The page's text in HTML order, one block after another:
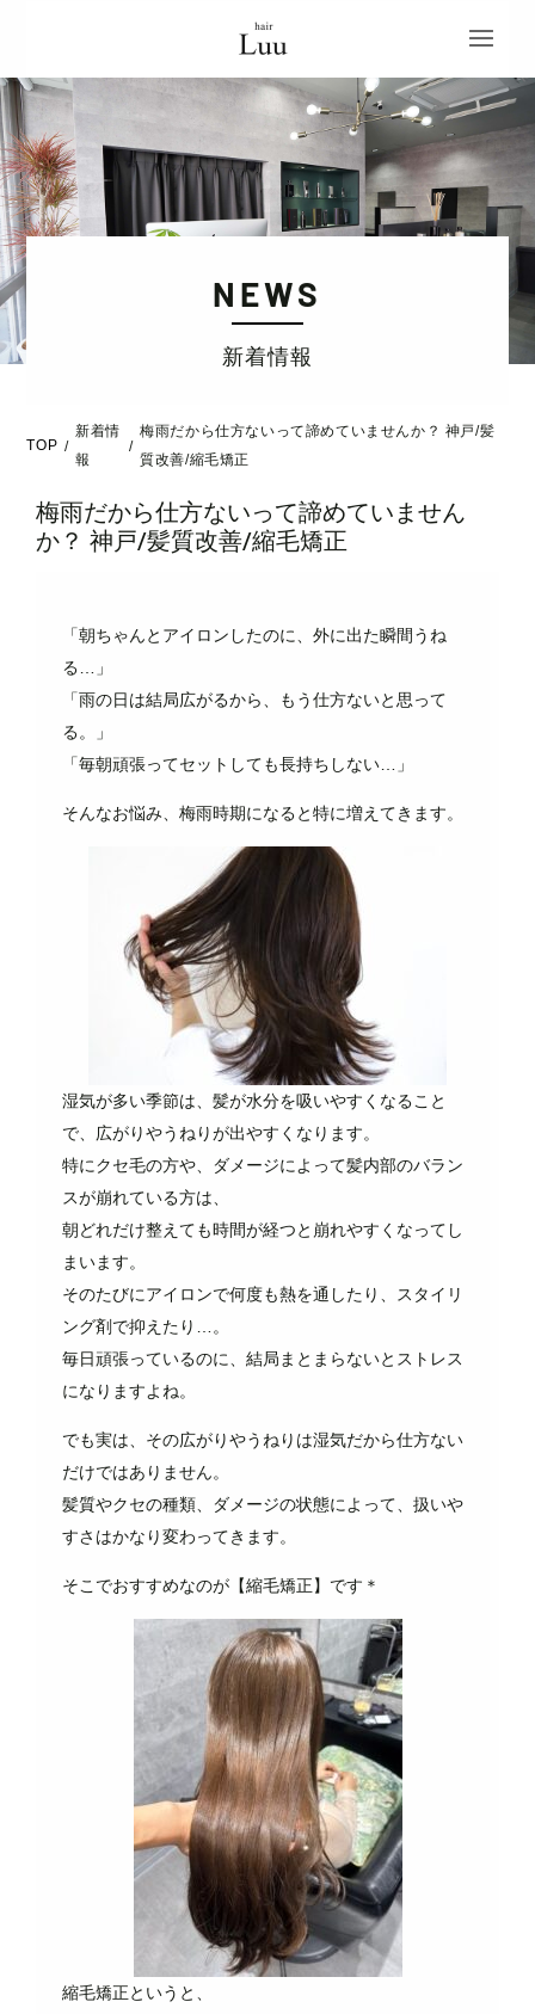
NEWS
新着情報
TOP /
新着情
報
/
梅雨だから仕方ないって諦めていませんか？ 神戸/髪
質改善/縮毛矯正
梅雨だから仕方ないって諦めていません
か？ 神戸/髪質改善/縮毛矯正
「朝ちゃんとアイロンしたのに、外に出た瞬間うね
る…」
「雨の日は結局広がるから、もう仕方ないと思って
る。」
「毎朝頑張ってセットしても長持ちしない…」
そんなお悩み、梅雨時期になると特に増えてきます。
湿気が多い季節は、髪が水分を吸いやすくなること
で、広がりやうねりが出やすくなります。
特にクセ毛の方や、ダメージによって髪内部のバラン
スが崩れている方は、
朝どれだけ整えても時間が経つと崩れやすくなってし
まいます。
そのたびにアイロンで何度も熱を通したり、スタイリ
ング剤で抑えたり…。
毎日頑張っているのに、結局まとまらないとストレス
になりますよね。
でも実は、その広がりやうねりは湿気だから仕方ない
だけではありません。
髪質やクセの種類、ダメージの状態によって、扱いや
すさはかなり変わってきます。
そこでおすすめなのが【縮毛矯正】です＊
縮毛矯正というと、